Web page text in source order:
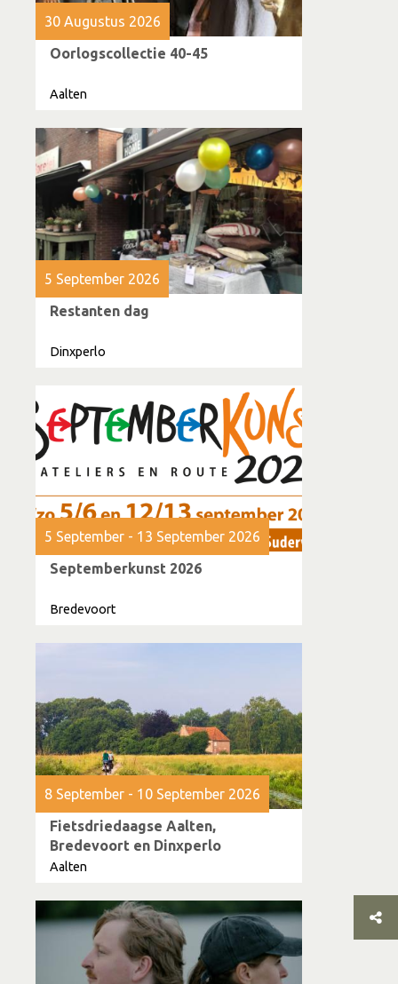
30 Augustus 2026
Oorlogscollectie 40-45
Aalten
5 September 2026
Restanten dag
Dinxperlo
5 September - 13 September 2026
Septemberkunst 2026
Bredevoort
8 September - 10 September 2026
Fietsdriedaagse Aalten,
Bredevoort en Dinxperlo
Aalten